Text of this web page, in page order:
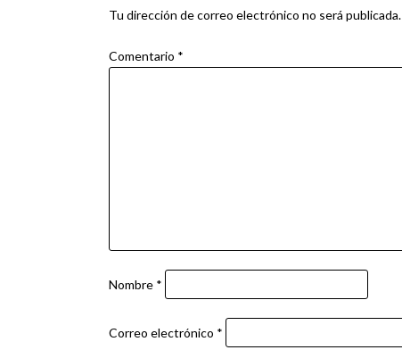
entradas
Tu dirección de correo electrónico no será publicada.
Comentario *
Nombre *
Correo electrónico *